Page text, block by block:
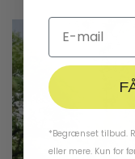
*Begrænset tilbud.
eller mere. Kun for